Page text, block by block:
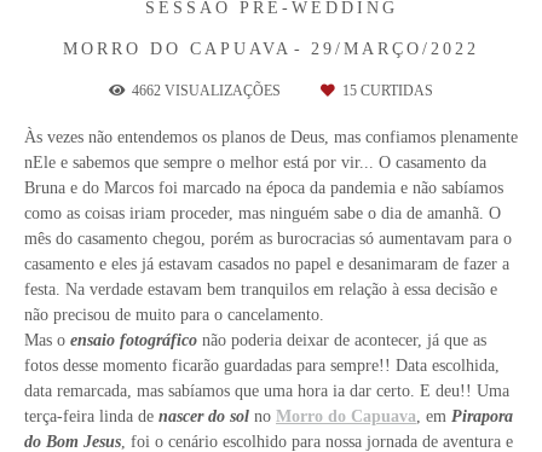
SESSÃO PRÉ-WEDDING
MORRO DO CAPUAVA 29/MARÇO/2022
4662 VISUALIZAÇÕES 15 CURTIDAS
Às vezes não entendemos os planos de Deus, mas confiamos plenamente
nEle e sabemos que sempre o melhor está por vir... O casamento da
Bruna e do Marcos foi marcado na época da pandemia e não sabíamos
como as coisas iriam proceder, mas ninguém sabe o dia de amanhã. O
mês do casamento chegou, porém as burocracias só aumentavam para o
casamento e eles já estavam casados no papel e desanimaram de fazer a
festa. Na verdade estavam bem tranquilos em relação à essa decisão e
não precisou de muito para o cancelamento.
Mas o ensaio fotográfico não poderia deixar de acontecer, já que as
fotos desse momento ficarão guardadas para sempre!! Data escolhida,
data remarcada, mas sabíamos que uma hora ia dar certo. E deu!! Uma
terça-feira linda de nascer do sol no Morro do Capuava , em Pirapora
do Bom Jesus , foi o cenário escolhido para nossa jornada de aventura e